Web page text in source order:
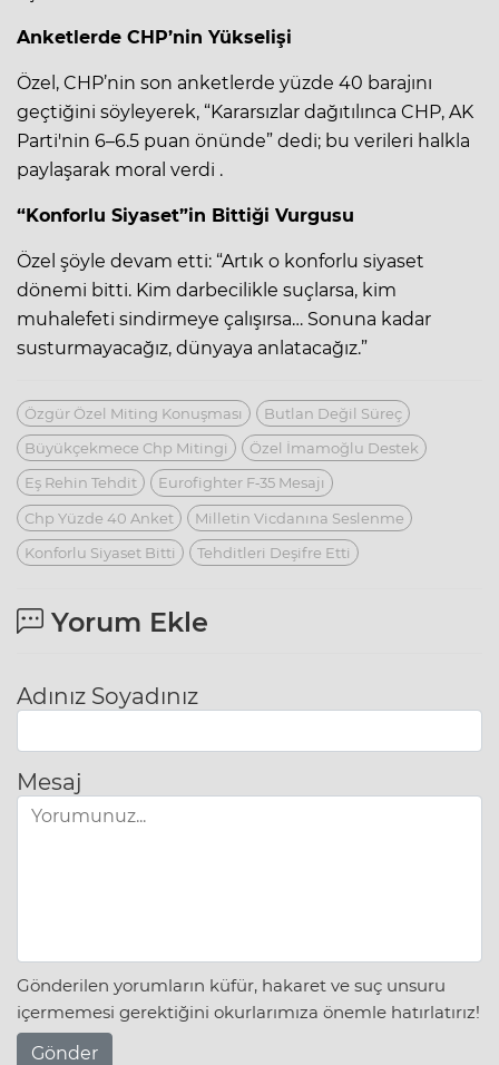
Anketlerde CHP’nin Yükselişi
Özel, CHP’nin son anketlerde yüzde 40 barajını
geçtiğini söyleyerek, “Kararsızlar dağıtılınca CHP, AK
Parti'nin 6–6.5 puan önünde” dedi; bu verileri halkla
paylaşarak moral verdi .
“Konforlu Siyaset”in Bittiği Vurgusu
Özel şöyle devam etti: “Artık o konforlu siyaset
dönemi bitti. Kim darbecilikle suçlarsa, kim
muhalefeti sindirmeye çalışırsa… Sonuna kadar
susturmayacağız, dünyaya anlatacağız.”
Özgür Özel Miting Konuşması
Butlan Değil Süreç
Büyükçekmece Chp Mitingi
Özel İmamoğlu Destek
Eş Rehin Tehdit
Eurofighter F‑35 Mesajı
Chp Yüzde 40 Anket
Milletin Vicdanına Seslenme
Konforlu Siyaset Bitti
Tehditleri Deşifre Etti
Yorum Ekle
Adınız Soyadınız
Mesaj
Gönderilen yorumların küfür, hakaret ve suç unsuru
içermemesi gerektiğini okurlarımıza önemle hatırlatırız!
Gönder